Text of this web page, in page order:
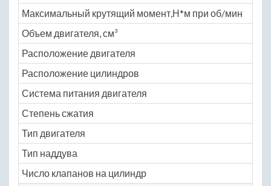
Максимальный крутящий момент,Н*м при об/мин
Объем двигателя, см³
Расположение двигателя
Расположение цилиндров
Система питания двигателя
Степень сжатия
Тип двигателя
Тип наддува
Число клапанов на цилиндр